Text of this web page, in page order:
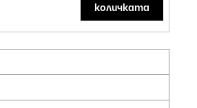
количката